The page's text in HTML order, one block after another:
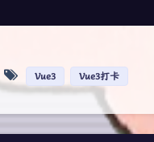
Vue3 Vue3打卡